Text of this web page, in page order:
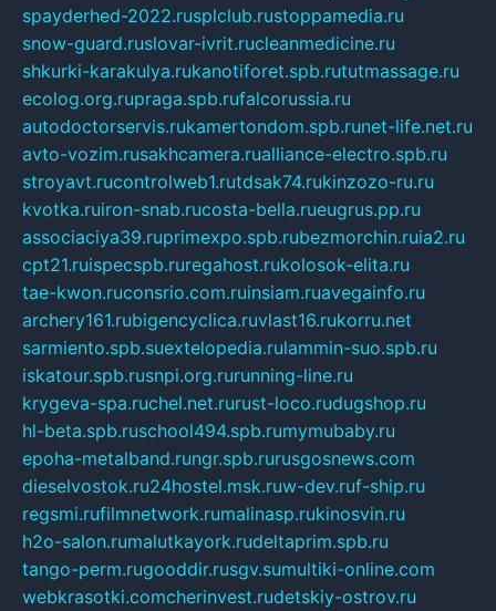
spayderhed-2022.rusplclub.rustoppamedia.ru
snow-guard.ruslovar-ivrit.rucleanmedicine.ru
shkurki-karakulya.rukanotiforet.spb.rututmassage.ru
ecolog.org.rupraga.spb.rufalcorussia.ru
autodoctorservis.rukamertondom.spb.runet-life.net.ru
avto-vozim.rusakhcamera.rualliance-electro.spb.ru
stroyavt.rucontrolweb1.rutdsak74.rukinzozo-ru.ru
kvotka.ruiron-snab.rucosta-bella.rueugrus.pp.ru
associaciya39.ruprimexpo.spb.rubezmorchin.ruia2.ru
cpt21.ruispecspb.ruregahost.rukolosok-elita.ru
tae-kwon.ruconsrio.com.ruinsiam.ruavegainfo.ru
archery161.rubigencyclica.ruvlast16.rukorru.net
sarmiento.spb.suextelopedia.rulammin-suo.spb.ru
iskatour.spb.rusnpi.org.rurunning-line.ru
krygeva-spa.ruchel.net.rurust-loco.rudugshop.ru
hl-beta.spb.ruschool494.spb.rumymubaby.ru
epoha-metalband.rungr.spb.rurusgosnews.com
dieselvostok.ru24hostel.msk.ruw-dev.ruf-ship.ru
regsmi.rufilmnetwork.rumalinasp.rukinosvin.ru
h2o-salon.rumalutkayork.rudeltaprim.spb.ru
tango-perm.rugooddir.rusgv.sumultiki-online.com
webkrasotki.comcherinvest.rudetskiy-ostrov.ru